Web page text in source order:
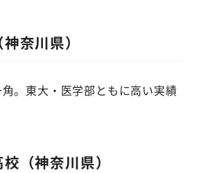
奈川県）
。東大・医学部ともに高い実績
（神奈川県）